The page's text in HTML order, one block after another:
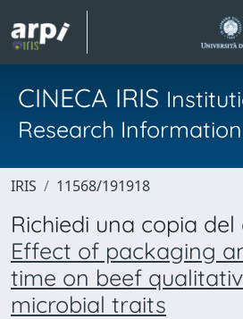
CINECA IRIS
Research
IRIS 11568/191918
Richiedi una copia
Effect of packaging
time on beef
microbial traits